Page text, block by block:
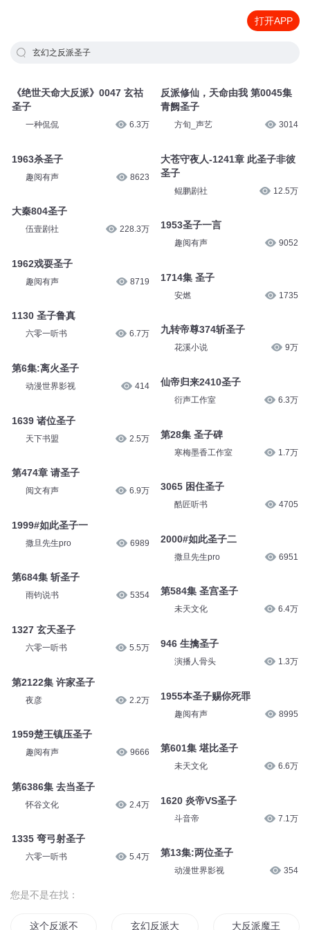
打开APP
玄幻之反派圣子
《绝世天命大反派》0047 玄祜
圣子
一种侃侃 6.3万
1963杀圣子
趣阅有声 8623
大秦804圣子
伍壹剧社 228.3万
1962戏耍圣子
趣阅有声 8719
1130 圣子鲁真
六零一听书 6.7万
第6集:离火圣子
动漫世界影视 414
1639 诸位圣子
天下书盟 2.5万
第474章 请圣子
阅文有声 6.9万
1999#如此圣子一
撒旦先生pro 6989
第684集 斩圣子
雨钧说书 5354
1327 玄天圣子
六零一听书 5.5万
第2122集 许家圣子
夜彦 2.2万
1959楚王镇压圣子
趣阅有声 9666
第6386集 去当圣子
怀谷文化 2.4万
1335 弯弓射圣子
六零一听书 5.4万
反派修仙，天命由我 第0045集
青阙圣子
方旬_声艺 3014
大苍守夜人-1241章 此圣子非彼
圣子
鲲鹏剧社 12.5万
1953圣子一言
趣阅有声 9052
1714集 圣子
安燃 1735
九转帝尊374斩圣子
花溪小说 9万
仙帝归来2410圣子
衍声工作室 6.3万
第28集 圣子碑
寒梅墨香工作室 1.7万
3065 困住圣子
酷匠听书 4705
2000#如此圣子二
撒旦先生pro 6951
第584集 圣宫圣子
未天文化 6.4万
946 生擒圣子
演播人骨头 1.3万
1955本圣子赐你死罪
趣阅有声 8995
第601集 堪比圣子
未天文化 6.6万
1620 炎帝VS圣子
斗音帝 7.1万
第13集:两位圣子
动漫世界影视 354
您是不是在找：
这个反派不太可爱 玄幻反派大枭雄 大反派魔王